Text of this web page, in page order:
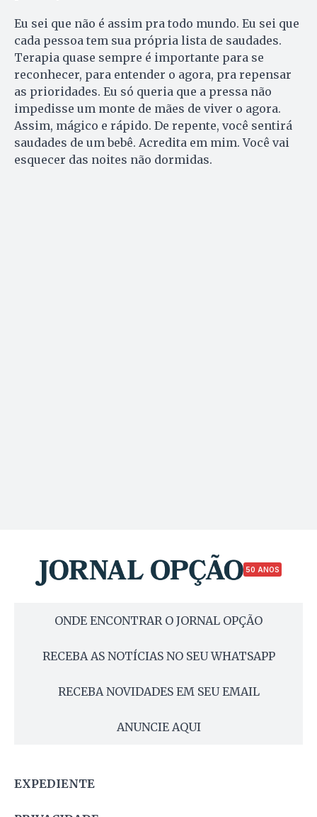
Eu sei que não é assim pra todo mundo. Eu sei que
cada pessoa tem sua própria lista de saudades.
Terapia quase sempre é importante para se
reconhecer, para entender o agora, pra repensar
as prioridades. Eu só queria que a pressa não
impedisse um monte de mães de viver o agora.
Assim, mágico e rápido. De repente, você sentirá
saudades de um bebê. Acredita em mim. Você vai
esquecer das noites não dormidas.
50 ANOS
ONDE ENCONTRAR O JORNAL OPÇÃO
RECEBA AS NOTÍCIAS NO SEU WHATSAPP
RECEBA NOVIDADES EM SEU EMAIL
ANUNCIE AQUI
EXPEDIENTE